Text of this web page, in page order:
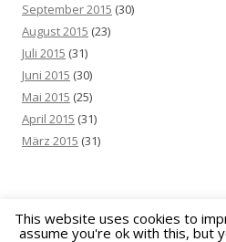
September 2015 (30)
August 2015 (23)
Juli 2015 (31)
Juni 2015 (30)
Mai 2015 (25)
April 2015 (31)
März 2015 (31)
This website uses cookies to
assume you're ok with this, but